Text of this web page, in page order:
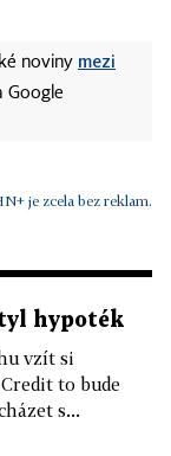
noviny mezi
Google
je zcela bez reklam.
hypoték
vzít si
to bude
s...